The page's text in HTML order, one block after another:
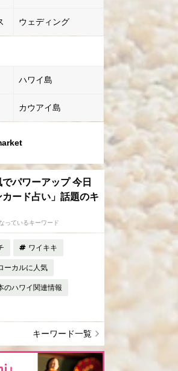
ウェディング
ハワイ島
カウアイ島
でパワーアップ 今日
ード占い」話題のキ
っているキーワード
ワイキキ
ーカルに人気
のハワイ関連情報
キーワード一覧